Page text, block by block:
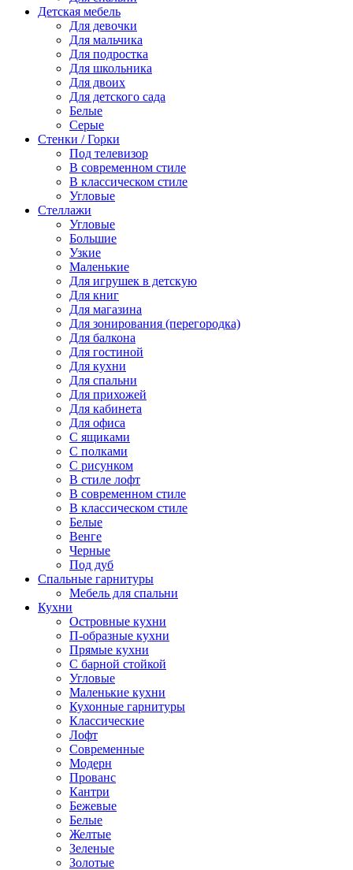
Детская мебель
Для девочки
Для мальчика
Для подростка
Для школьника
Для двоих
Для детского сада
Белые
Серые
Стенки / Горки
Под телевизор
В современном стиле
В классическом стиле
Угловые
Стеллажи
Угловые
Большие
Узкие
Маленькие
Для игрушек в детскую
Для книг
Для магазина
Для зонирования (перегородка)
Для балкона
Для гостиной
Для кухни
Для спальни
Для прихожей
Для кабинета
Для офиса
С ящиками
С полками
С рисунком
В стиле лофт
В современном стиле
В классическом стиле
Белые
Венге
Черные
Под дуб
Спальные гарнитуры
Мебель для спальни
Кухни
Островные кухни
П-образные кухни
Прямые кухни
С барной стойкой
Угловые
Маленькие кухни
Кухонные гарнитуры
Классические
Лофт
Современные
Модерн
Прованс
Кантри
Бежевые
Белые
Желтые
Зеленые
Золотые